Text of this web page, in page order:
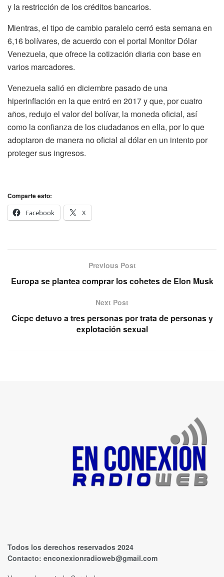
y la restricción de los créditos bancarios.
Mientras, el tipo de cambio paralelo cerró esta semana en
6,16 bolívares, de acuerdo con el portal Monitor Dólar
Venezuela, que ofrece la cotización diaria con base en
varios marcadores.
Venezuela salió en diciembre pasado de una
hiperinflación en la que entró en 2017 y que, por cuatro
años, redujo el valor del bolívar, la moneda oficial, así
como la confianza de los ciudadanos en ella, por lo que
adoptaron de manera no oficial al dólar en un intento por
proteger sus ingresos.
Comparte esto:
Facebook
X
Previous Post
Europa se plantea comprar los cohetes de Elon Musk
Next Post
Cicpc detuvo a tres personas por trata de personas y
explotación sexual
Todos los derechos reservados 2024
Contacto: enconexionradioweb@gmail.com